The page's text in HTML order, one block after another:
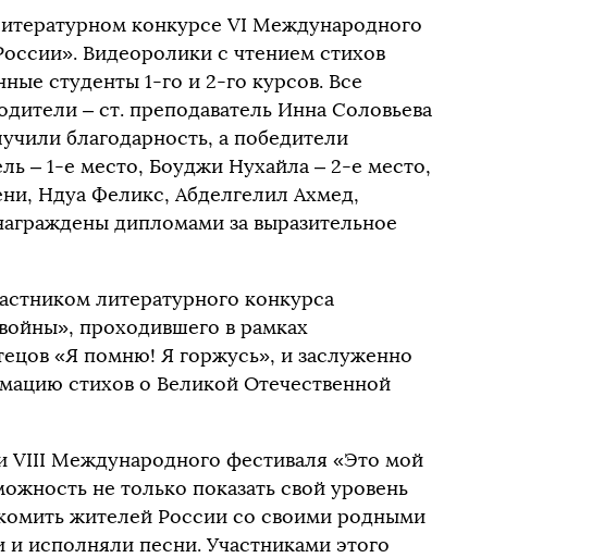
конкурсе VI Международного
Видеоролики с чтением стихов
студенты 1-го и 2-го курсов. Все
– ст. преподаватель Инна Соловьева
благодарность, а победители
– 1-е место, Боуджи Нухайла – 2-е место,
Ндуа Феликс, Абделгелил Ахмед,
дипломами за выразительное
литературного конкурса
проходившего в рамках
«Я помню! Я горжусь», и заслуженно
стихов о Великой Отечественной
VIII Международного фестиваля «Это мой
не только показать свой уровень
жителей России со своими родными
исполняли песни. Участниками этого